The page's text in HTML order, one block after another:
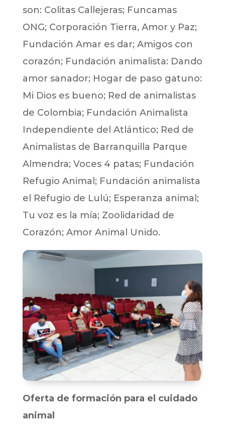
son: Colitas Callejeras; Funcamas
ONG; Corporación Tierra, Amor y Paz;
Fundación Amar es dar; Amigos con
corazón; Fundación animalista: Dando
amor sanador; Hogar de paso gatuno:
Mi Dios es bueno; Red de animalistas
de Colombia; Fundación Animalista
Independiente del Atlántico; Red de
Animalistas de Barranquilla Parque
Almendra; Voces 4 patas; Fundación
Refugio Animal; Fundación animalista
el Refugio de Lulú; Esperanza animal;
Tu voz es la mía; Zoolidaridad de
Corazón; Amor Animal Unido.
Oferta de formación para el cuidado
animal